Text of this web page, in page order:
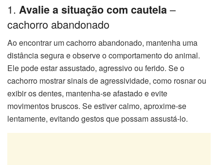
1. Avalie a situação com cautela–
cachorro abandonado
Ao encontrar um cachorro abandonado, mantenha uma
distância segura e observe o comportamento do animal.
Ele pode estar assustado, agressivo ou ferido. Se o
cachorro mostrar sinais de agressividade, como rosnar ou
exibir os dentes, mantenha-se afastado e evite
movimentos bruscos. Se estiver calmo, aproxime-se
lentamente, evitando gestos que possam assustá-lo.